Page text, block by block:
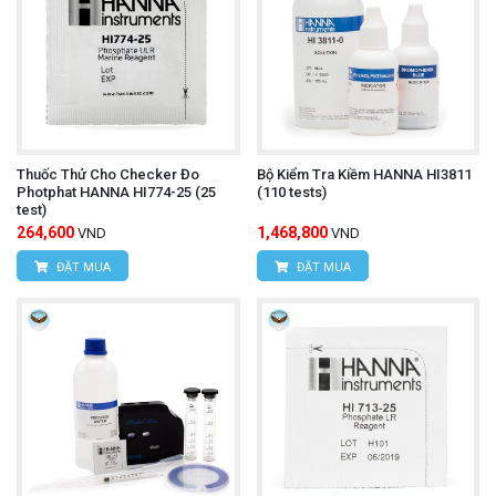
Thuốc Thử Cho Checker Đo
Photphat HANNA HI774-25 (25
test)
264,600 VND
ĐẶT MUA
Bộ Kiểm Tra Kiềm HANNA HI3811
(110 tests)
1,468,800 VND
ĐẶT MUA